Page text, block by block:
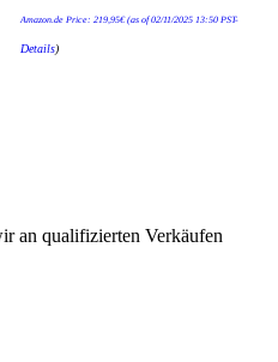
Amazon.de Price: 219,95€(as of 02/11/2025 13:50 PST-
Details)
an qualifizierten Verkäufen